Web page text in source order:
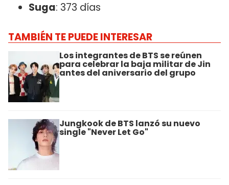
Suga: 373 días
TAMBIÉN TE PUEDE INTERESAR
Los integrantes de BTS se reúnen
para celebrar la baja militar de Jin
antes del aniversario del grupo
Jungkook de BTS lanzó su nuevo
single "Never Let Go"